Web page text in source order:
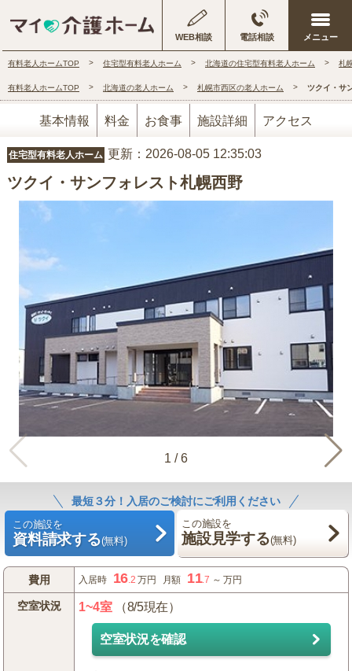
WEB相談 電話相談
有料老人ホームTOP 住宅型有料老人ホーム 北海道の住宅型有料老人ホーム 札
有料老人ホームTOP 北海道の老人ホーム 札幌市西区の老人ホーム ツクイ・サ
基本情報 料金 お食事 施設詳細 アクセス
住宅型有料老人ホーム 更新：2026-08-05 12:35:03
ツクイ・サンフォレスト札幌西野
1 /6
最短３分！入居のご検討にご利用ください
この施設を
資料請求する(無料)
この施設を
施設見学する(無料)
費用 入居時 16.2 万円 月額 11.7 ～万円
空室状況 1~4室（8/5現在）
空室状況を確認